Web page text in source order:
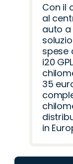
Con il
al
auto a
spese
i20
35
in